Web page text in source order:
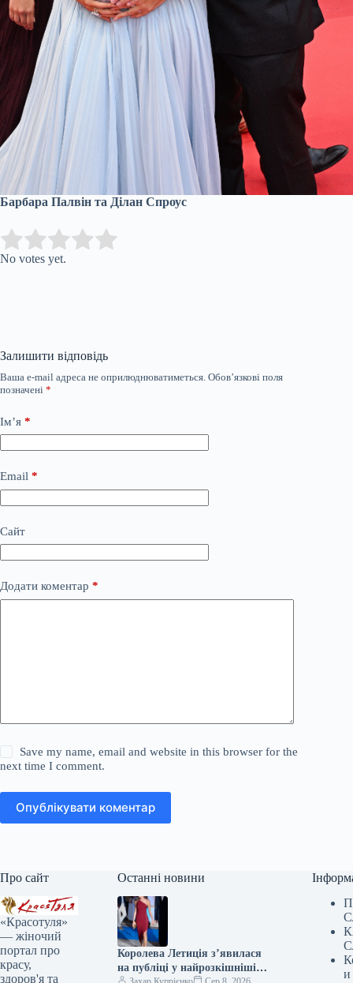
Барбара Палвін та Ділан Спроус
Rate this item:
No votes yet.
Залишити відповідь
Ваша e-mail адреса не оприлюднюватиметься. Обов’язкові поля
позначені *
Ім’я *
Email *
Сайт
Додати коментар *
Save my name, email and website in this browser for the
next time I comment.
Опублікувати коментар
Про сайт
«Красотуля»
— жіночий
портал про
красу,
здоров'я та
Останні новини
Королева Летиція з’явилася
на публіці у найрозкішнішій
и